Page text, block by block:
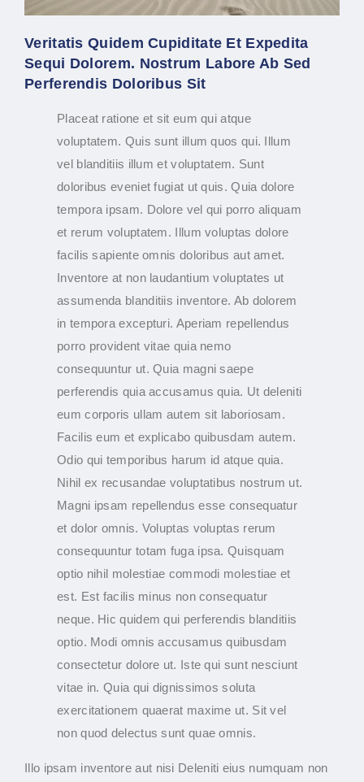
Veritatis Quidem Cupiditate Et Expedita
Sequi Dolorem. Nostrum Labore Ab Sed
Perferendis Doloribus Sit
Placeat ratione et sit eum qui atque
voluptatem. Quis sunt illum quos qui. Illum
vel blanditiis illum et voluptatem. Sunt
doloribus eveniet fugiat ut quis. Quia dolore
tempora ipsam. Dolore vel qui porro aliquam
et rerum voluptatem. Illum voluptas dolore
facilis sapiente omnis doloribus aut amet.
Inventore at non laudantium voluptates ut
assumenda blanditiis inventore. Ab dolorem
in tempora excepturi. Aperiam repellendus
porro provident vitae quia nemo
consequuntur ut. Quia magni saepe
perferendis quia accusamus quia. Ut deleniti
eum corporis ullam autem sit laboriosam.
Facilis eum et explicabo quibusdam autem.
Odio qui temporibus harum id atque quia.
Nihil ex recusandae voluptatibus nostrum ut.
Magni ipsam repellendus esse consequatur
et dolor omnis. Voluptas voluptas rerum
consequuntur totam fuga ipsa. Quisquam
optio nihil molestiae commodi molestiae et
est. Est facilis minus non consequatur
neque. Hic quidem qui perferendis blanditiis
optio. Modi omnis accusamus quibusdam
consectetur dolore ut. Iste qui sunt nesciunt
vitae in. Quia qui dignissimos soluta
exercitationem quaerat maxime ut. Sit vel
non quod delectus sunt quae omnis.
Illo ipsam inventore aut nisi Deleniti eius numquam non